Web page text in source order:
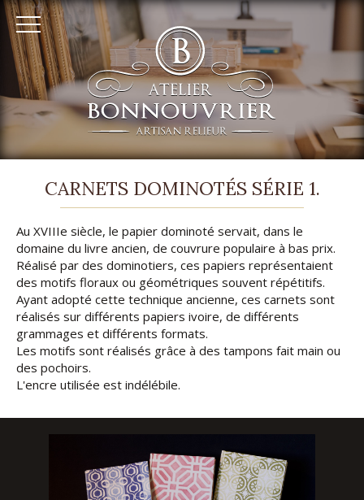
RELIURE
ARTISANALE
À
AUFFARGIS
-
ATELIER
BONNOUVRIER
CARNETS DOMINOTÉS SÉRIE 1.
Au XVIIIe siècle, le papier dominoté servait, dans le
domaine du livre ancien, de couvrure populaire à bas prix.
Réalisé par des dominotiers, ces papiers représentaient
des motifs floraux ou géométriques souvent répétitifs.
Ayant adopté cette technique ancienne, ces carnets sont
réalisés sur différents papiers ivoire, de différents
grammages et différents formats.
Les motifs sont réalisés grâce à des tampons fait main ou
des pochoirs.
L'encre utilisée est indélébile.
Détail d'un carnet dominoté